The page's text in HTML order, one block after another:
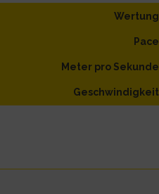
Wertung
Pace
Meter pro Sekunde
Geschwindigkeit